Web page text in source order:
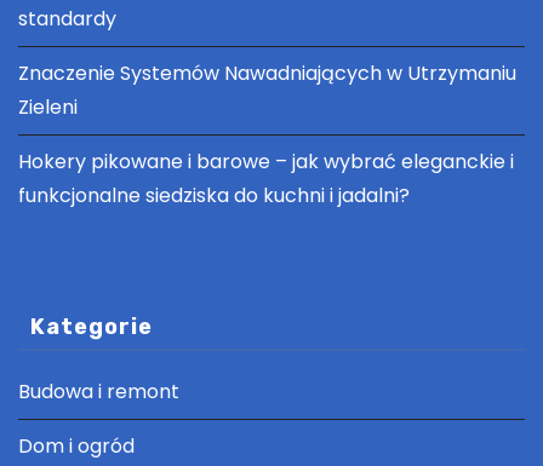
standardy
Znaczenie Systemów Nawadniających w Utrzymaniu
Zieleni
Hokery pikowane i barowe – jak wybrać eleganckie i
funkcjonalne siedziska do kuchni i jadalni?
Kategorie
Budowa i remont
Dom i ogród